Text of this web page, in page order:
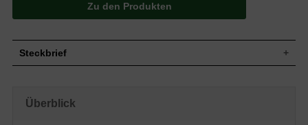
Zu den Produkten
Steckbrief
Überblick